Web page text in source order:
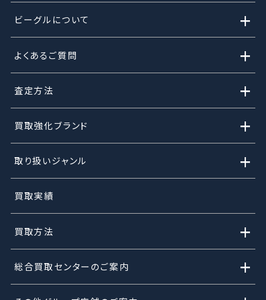
ビーグルについて +
よくあるご質問 +
査定方法 +
買取強化ブランド +
取り扱いジャンル +
買取実績
買取方法 +
総合買取センターのご案内 +